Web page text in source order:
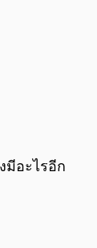
มีอะไรอีก